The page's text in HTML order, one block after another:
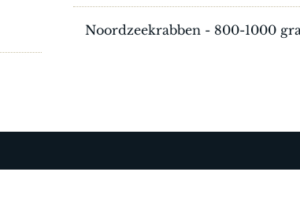
Noordzeekrabben - 800-1000